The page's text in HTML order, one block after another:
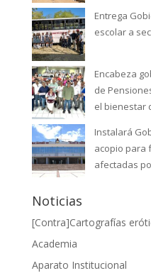
Entrega
escolar a
Encabeza
de
el bienestar
Instalará
acopio para
afectadas
Noticias
[Contra]Cartografías
Academia
Aparato Institucional